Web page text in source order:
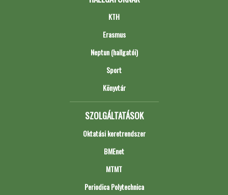
KTH
Erasmus
Neptun (hallgatói)
Sport
Könyvtár
SZOLGÁLTATÁSOK
Oktatási keretrendszer
BMEnet
MTMT
Periodica Polytechnica